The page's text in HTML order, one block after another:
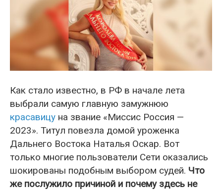
Как стало известно, в РФ в начале лета
выбрали самую главную замужнюю
красавицу на звание «Миссис Россия —
2023». Титул повезла домой уроженка
Дальнего Востока Наталья Оскар. Вот
только многие пользователи Сети оказались
шокированы подобным выбором судей. Что
же послужило причиной и почему здесь не